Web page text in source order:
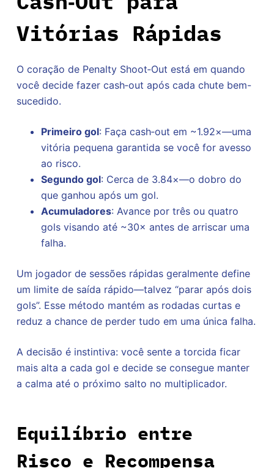
Vitórias Rápidas
O coração de Penalty Shoot‑Out está em quando
você decide fazer cash‑out após cada chute bem-
sucedido.
Primeiro gol: Faça cash‑out em ~1.92×—uma
vitória pequena garantida se você for avesso
ao risco.
Segundo gol: Cerca de 3.84×—o dobro do
que ganhou após um gol.
Acumuladores: Avance por três ou quatro
gols visando até ~30× antes de arriscar uma
falha.
Um jogador de sessões rápidas geralmente define
um limite de saída rápido—talvez “parar após dois
gols”. Esse método mantém as rodadas curtas e
reduz a chance de perder tudo em uma única falha.
A decisão é instintiva: você sente a torcida ficar
mais alta a cada gol e decide se consegue manter
a calma até o próximo salto no multiplicador.
Equilíbrio entre
Risco e Recompensa